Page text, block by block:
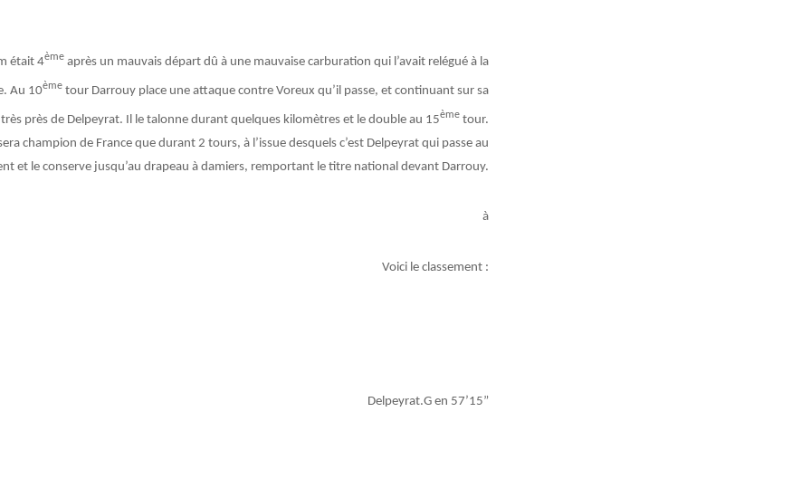
était 4ème après un mauvais départ dû à une mauvaise carburation qui l’avait relégué à la
Au 10ème tour Darrouy place une attaque contre Voreux qu’il passe, et continuant sur sa
très près de Delpeyrat. Il le talonne durant quelques kilomètres et le double au 15ème tour.
champion de France que durant 2 tours, à l’issue desquels c’est Delpeyrat qui passe au
et le conserve jusqu’au drapeau à damiers, remportant le titre national devant Darrouy.
à
Voici le classement :
Delpeyrat.G en 57’15”